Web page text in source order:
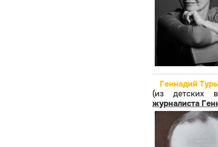
Геннадий
(из детских
журналиста